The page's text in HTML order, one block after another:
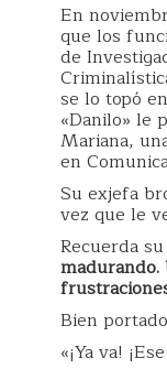
En
que los
de
se lo topó
«Danilo» le
Mariana,
en
Su exjefa
vez que le
Recuerda
Bien
«¡Ya va!